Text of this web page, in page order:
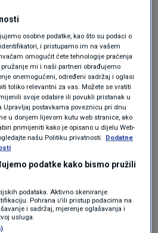
na X-u, no nije se
na učenički dom.
napala Ukrajinu
za kojeg se Vladimir
je nemoguće presresti
puta veća od brzine
|13. ožu.
u ukrajinskom napadu
osobne podatke, kao što su podaci o
i pristupamo im na vašem
omogućit ćete tehnologije praćenja
mi i naši partneri obrađujemo
onemogućeni, određeni sadržaj i oglasi
toliko relevantni za vas. Možete se vratiti
svoje odabire ili povukli pristanak u
postavkama poveznicu pri dnu
u donjem lijevom kutu web stranice, ako
primijeniti kako je opisano u dijelu Web-
našu Politiku privatnosti.
Dodatne
podatke kako bismo pružili
podataka. Aktivno skeniranje
Pohrana i/ili pristup podacima na
i sadržaj, mjerenje oglašavanja i
usluga.